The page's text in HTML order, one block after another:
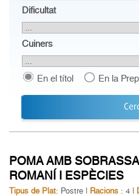
Dificultat
Cuiners
En el títol En la
POMA AMB
ROMANÍ I ESPÈCIES
Tipus de Plat: Postre | Racions : 4 |